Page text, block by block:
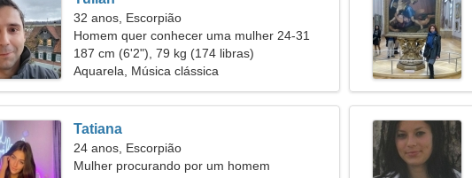
32 anos, Escorpião
Homem quer conhecer uma mulher 24-31
187 cm (6'2"), 79 kg (174 libras)
Aquarela, Música clássica
Tatiana
24 anos, Escorpião
Mulher procurando por um homem